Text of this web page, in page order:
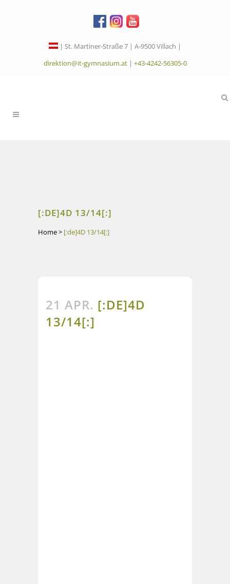
| St. Martiner-Straße 7 | A-9500 Villach |
direktion@it-gymnasium.at| +43-4242-56305-0
[:DE]4D 13/14[:]
Home> [:de]4D 13/14[:]
21 APR. [:DE]4D
13/14[:]